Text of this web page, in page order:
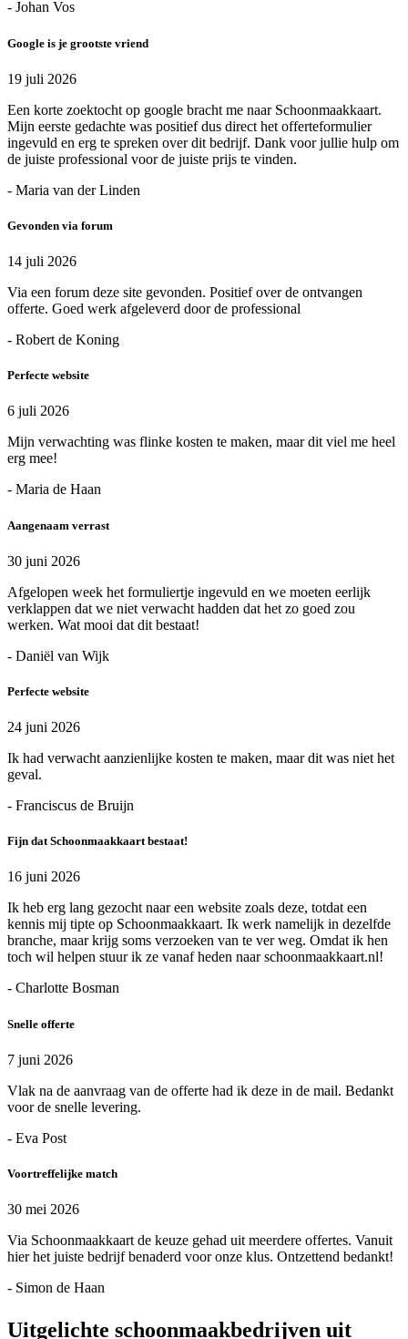
- Johan Vos
Google is je grootste vriend
19 juli 2026
Een korte zoektocht op google bracht me naar Schoonmaakkaart.
Mijn eerste gedachte was positief dus direct het offerteformulier
ingevuld en erg te spreken over dit bedrijf. Dank voor jullie hulp om
de juiste professional voor de juiste prijs te vinden.
- Maria van der Linden
Gevonden via forum
14 juli 2026
Via een forum deze site gevonden. Positief over de ontvangen
offerte. Goed werk afgeleverd door de professional
- Robert de Koning
Perfecte website
6 juli 2026
Mijn verwachting was flinke kosten te maken, maar dit viel me heel
erg mee!
- Maria de Haan
Aangenaam verrast
30 juni 2026
Afgelopen week het formuliertje ingevuld en we moeten eerlijk
verklappen dat we niet verwacht hadden dat het zo goed zou
werken. Wat mooi dat dit bestaat!
- Daniël van Wijk
Perfecte website
24 juni 2026
Ik had verwacht aanzienlijke kosten te maken, maar dit was niet het
geval.
- Franciscus de Bruijn
Fijn dat Schoonmaakkaart bestaat!
16 juni 2026
Ik heb erg lang gezocht naar een website zoals deze, totdat een
kennis mij tipte op Schoonmaakkaart. Ik werk namelijk in dezelfde
branche, maar krijg soms verzoeken van te ver weg. Omdat ik hen
toch wil helpen stuur ik ze vanaf heden naar schoonmaakkaart.nl!
- Charlotte Bosman
Snelle offerte
7 juni 2026
Vlak na de aanvraag van de offerte had ik deze in de mail. Bedankt
voor de snelle levering.
- Eva Post
Voortreffelijke match
30 mei 2026
Via Schoonmaakkaart de keuze gehad uit meerdere offertes. Vanuit
hier het juiste bedrijf benaderd voor onze klus. Ontzettend bedankt!
- Simon de Haan
Uitgelichte schoonmaakbedrijven uit